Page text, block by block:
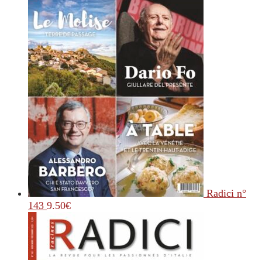
Radici n°
143 9.50€